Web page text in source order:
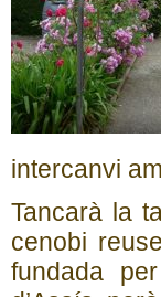
intercanvi
Tancarà la
cenobi
fundada